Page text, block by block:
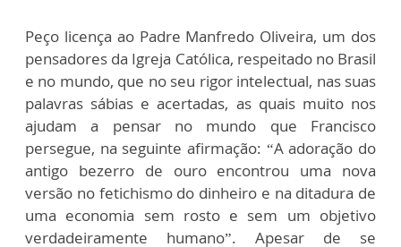
Peço licença ao Padre Manfredo Oliveira, um dos
pensadores da Igreja Católica, respeitado no Brasil
e no mundo, que no seu rigor intelectual, nas suas
palavras sábias e acertadas, as quais muito nos
ajudam a pensar no mundo que Francisco
persegue, na seguinte afirmação: “A adoração do
antigo bezerro de ouro encontrou uma nova
versão no fetichismo do dinheiro e na ditadura de
uma economia sem rosto e sem um objetivo
verdadeiramente humano”. Apesar de se